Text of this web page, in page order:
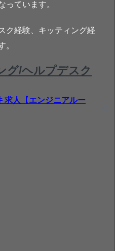
っています。
ク経験、キッティング経